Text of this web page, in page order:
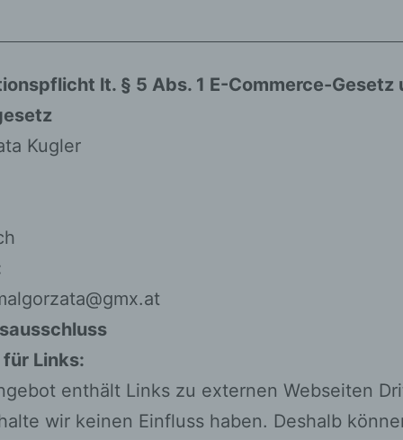
lt. § 5 Abs. 1 E-Commerce-Gesetz
Kugler
@gmx.at
Links:
enthält Links zu externen Webseiten
wir keinen Einfluss haben. Deshalb